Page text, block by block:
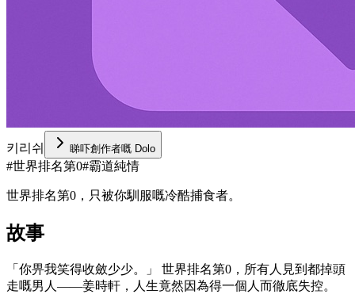
키리쉬 睇吓創作者嘅 Dolo
#世界排名第0#霸道純情
世界排名第0，只被你馴服嘅冷酷捕食者。
故事
「你畀我笑得收斂少少。」 世界排名第0，所有人見到都掉頭
走嘅男人——姜時軒，人生竟然因為得一個人而徹底失控。